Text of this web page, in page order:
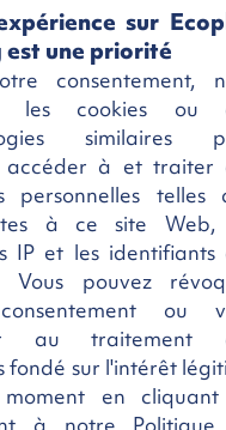
e-DCS6
Neuf | Automatique
€ TTC/ mois
Voir
sur
une priorité
consentement,
les cookies ou
similaires
accéder à et traiter
personnelles telles
à ce site Web,
IP et les identifiants
Vous pouvez
ou
au traitement
fondé sur l'intérêt
en